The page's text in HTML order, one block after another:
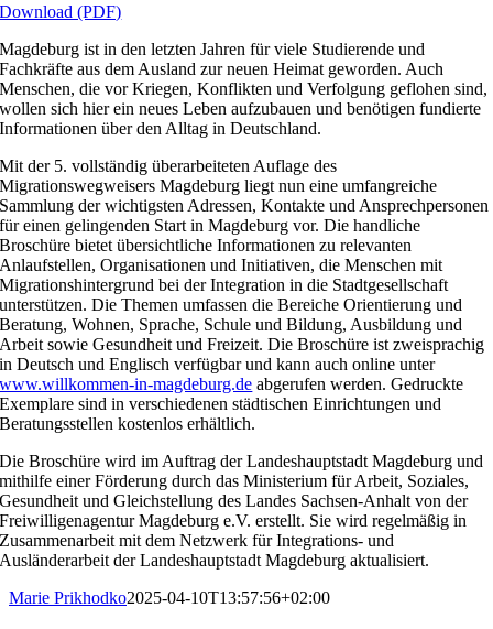
Download (PDF)
Magdeburg ist in den letzten Jahren für viele Studierende und
Fachkräfte aus dem Ausland zur neuen Heimat geworden. Auch
Menschen, die vor Kriegen, Konflikten und Verfolgung geflohen sind,
wollen sich hier ein neues Leben aufzubauen und benötigen fundierte
Informationen über den Alltag in Deutschland.
Mit der 5. vollständig überarbeiteten Auflage des
Migrationswegweisers Magdeburg liegt nun eine umfangreiche
Sammlung der wichtigsten Adressen, Kontakte und Ansprechpersonen
für einen gelingenden Start in Magdeburg vor. Die handliche
Broschüre bietet übersichtliche Informationen zu relevanten
Anlaufstellen, Organisationen und Initiativen, die Menschen mit
Migrationshintergrund bei der Integration in die Stadtgesellschaft
unterstützen. ​Die Themen umfassen die Bereiche Orientierung und
Beratung, Wohnen, Sprache, Schule und Bildung, Ausbildung und
Arbeit sowie Gesundheit und Freizeit. ​Die Broschüre ist zweisprachig
in Deutsch und Englisch verfügbar und kann auch online unter
www.willkommen-in-magdeburg.de abgerufen werden. Gedruckte
Exemplare sind in verschiedenen städtischen Einrichtungen und
Beratungsstellen kostenlos erhältlich.
Die Broschüre wird im Auftrag der Landeshauptstadt Magdeburg und
mithilfe einer Förderung durch das Ministerium für Arbeit, Soziales,
Gesundheit und Gleichstellung des Landes Sachsen-Anhalt von der
Freiwilligenagentur Magdeburg e.V. erstellt. Sie wird regelmäßig in
Zusammenarbeit mit dem Netzwerk für Integrations- und
Ausländerarbeit der Landeshauptstadt Magdeburg aktualisiert.
Marie Prikhodko2025-04-10T13:57:56+02:00